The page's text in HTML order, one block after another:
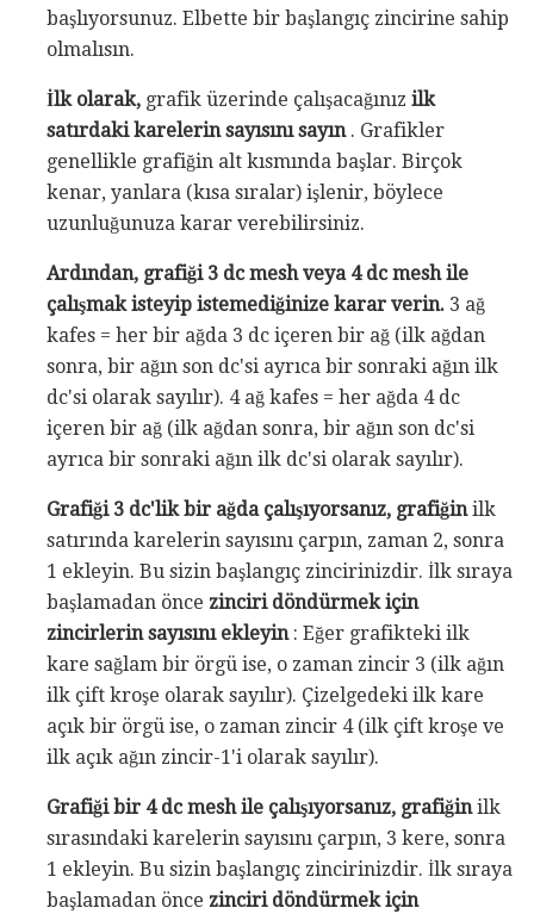
başlıyorsunuz. Elbette bir başlangıç ​​zincirine sahip
olmalısın.
İlk olarak, grafik üzerinde çalışacağınız ilk
satırdaki karelerin sayısını sayın. Grafikler
genellikle grafiğin alt kısmında başlar. Birçok
kenar, yanlara (kısa sıralar) işlenir, böylece
uzunluğunuza karar verebilirsiniz.
Ardından, grafiği 3 dc mesh veya 4 dc mesh ile
çalışmak isteyip istemediğinize karar verin. 3 ağ
kafes = her bir ağda 3 dc içeren bir ağ (ilk ağdan
sonra, bir ağın son dc'si ayrıca bir sonraki ağın ilk
dc'si olarak sayılır). 4 ağ kafes = her ağda 4 dc
içeren bir ağ (ilk ağdan sonra, bir ağın son dc'si
ayrıca bir sonraki ağın ilk dc'si olarak sayılır).
Grafiği 3 dc'lik bir ağda çalışıyorsanız, grafiğinilk
satırında karelerin sayısını çarpın, zaman 2, sonra
1 ekleyin. Bu sizin başlangıç ​​zincirinizdir. İlk sıraya
başlamadan önce zinciri döndürmek için
zincirlerin sayısını ekleyin: Eğer grafikteki ilk
kare sağlam bir örgü ise, o zaman zincir 3 (ilk ağın
ilk çift kroşe olarak sayılır). Çizelgedeki ilk kare
açık bir örgü ise, o zaman zincir 4 (ilk çift kroşe ve
ilk açık ağın zincir-1'i olarak sayılır).
Grafiği bir 4 dc mesh ile çalışıyorsanız, grafiğinilk
sırasındaki karelerin sayısını çarpın, 3 kere, sonra
1 ekleyin. Bu sizin başlangıç ​​zincirinizdir. İlk sıraya
başlamadan önce zinciri döndürmek için